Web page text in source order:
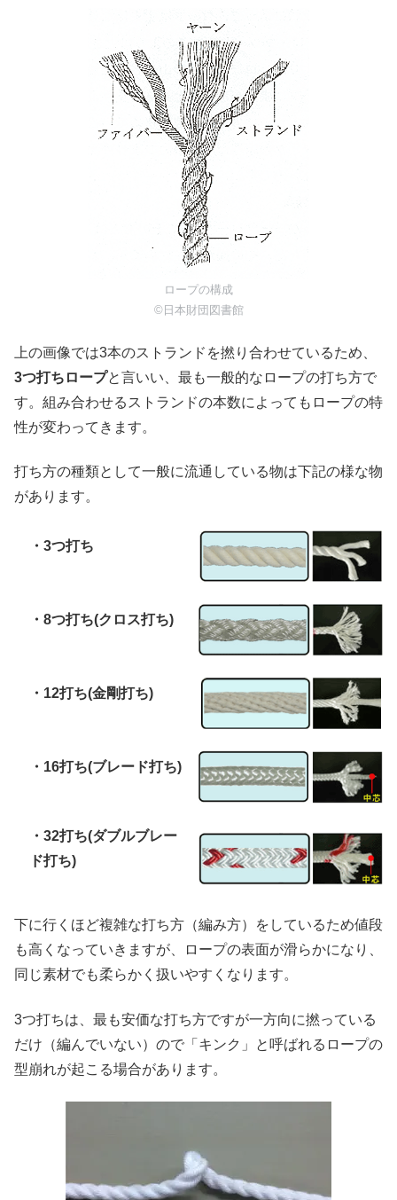
ロープの構成
©日本財団図書館
上の画像では3本のストランドを撚り合わせているため、
3つ打ちロープと言いい、最も一般的なロープの打ち方で
す。組み合わせるストランドの本数によってもロープの特
性が変わってきます。
打ち方の種類として一般に流通している物は下記の様な物
があります。
・3つ打ち
・8つ打ち(クロス打ち)
・12打ち(金剛打ち)
・16打ち(ブレード打ち)
・32打ち(ダブルブレー
ド打ち)
下に行くほど複雑な打ち方（編み方）をしているため値段
も高くなっていきますが、ロープの表面が滑らかになり、
同じ素材でも柔らかく扱いやすくなります。
3つ打ちは、最も安価な打ち方ですが一方向に撚っている
だけ（編んでいない）ので「キンク」と呼ばれるロープの
型崩れが起こる場合があります。